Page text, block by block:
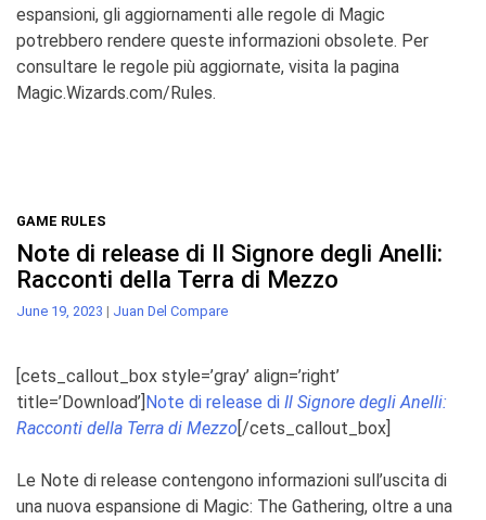
espansioni, gli aggiornamenti alle regole di Magic
potrebbero rendere queste informazioni obsolete. Per
consultare le regole più aggiornate, visita la pagina
Magic.Wizards.com/Rules.
GAME RULES
Note di release di Il Signore degli Anelli:
Racconti della Terra di Mezzo
June 19, 2023 | Juan Del Compare
[cets_callout_box style=’gray’ align=’right’
title=’Download’]Note di release di Il Signore degli Anelli:
Racconti della Terra di Mezzo[/cets_callout_box]
Le Note di release contengono informazioni sull’uscita di
una nuova espansione di Magic: The Gathering, oltre a una